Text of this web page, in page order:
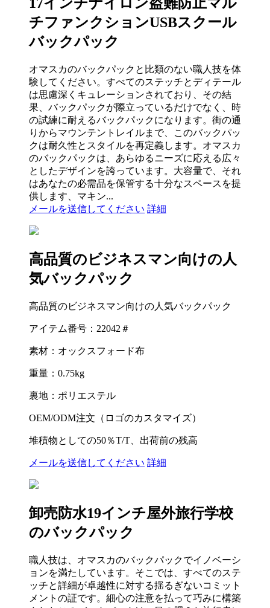
17インチナイロン盗難防止マル
チファンクションUSBスクール
バックパック
オマスカのバックパックと比類のない職人技を体
験してください。すべてのステッチとディテール
は思慮深くキュレーションされており、その結
果、バックパックが際立っているだけでなく、時
の試練に耐えるバックパックになります。街の通
りからマウンテントレイルまで、このバックパッ
クは耐久性とスタイルを再定義します。オマスカ
のバックパックは、あらゆるニーズに応える広々
としたデザインを誇っています。大容量で、それ
はあなたの必需品を保管する十分なスペースを提
供します、マキン...
メールを送信してください 詳細
高品質のビジネスマン向けの人
気バックパック
高品質のビジネスマン向けの人気バックパック
アイテム番号：22042＃
素材：オックスフォード布
重量：0.75kg
裏地：ポリエステル
OEM/ODM注文（ロゴのカスタマイズ）
堆積物としての50％T/T、出荷前の残高
メールを送信してください 詳細
卸売防水19インチ屋外旅行学校
のバックパック
職人技は、オマスカのバックパックでイノベーシ
ョンを満たしています。そこでは、すべてのステ
ッチと詳細が卓越性に対する揺るぎないコミット
メントの証です。細心の注意を払って巧みに構築